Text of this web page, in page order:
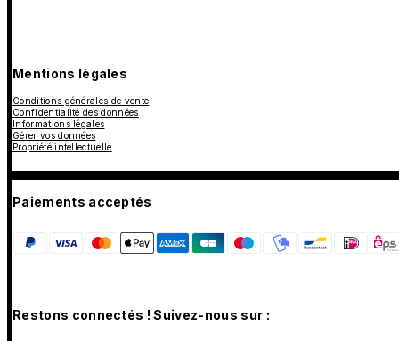
Mentions légales
Conditions générales de vente
Confidentialité des données
Informations légales
Gérer vos données
Propriété intellectuelle
Paiements acceptés
Restons connectés ! Suivez-nous sur :